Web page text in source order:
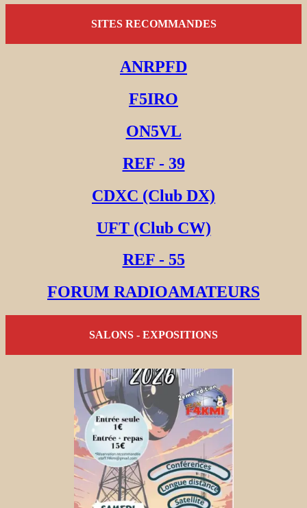
SITES RECOMMANDES
ANRPFD
F5IRO
ON5VL
REF - 39
CDXC (Club DX)
UFT (Club CW)
REF - 55
FORUM RADIOAMATEURS
SALONS - EXPOSITIONS